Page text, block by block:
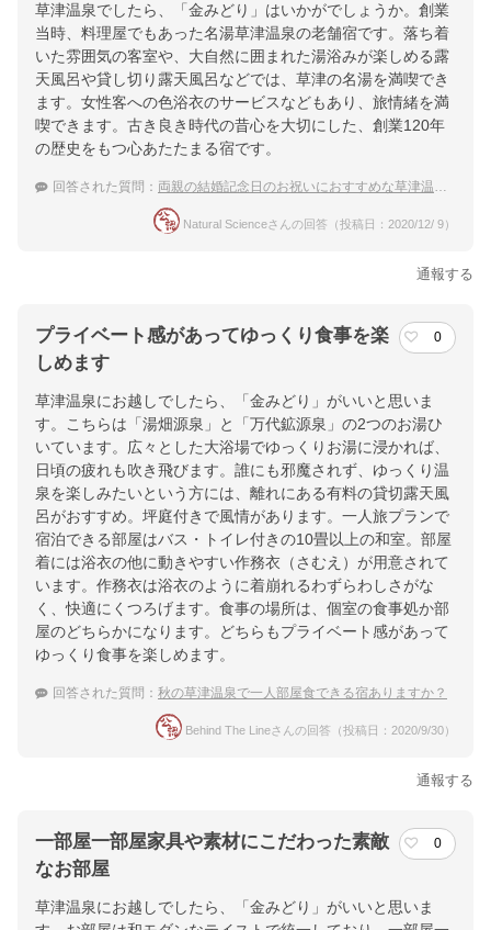
草津温泉でしたら、「金みどり」はいかがでしょうか。創業
当時、料理屋でもあった名湯草津温泉の老舗宿です。落ち着
いた雰囲気の客室や、大自然に囲まれた湯浴みが楽しめる露
天風呂や貸し切り露天風呂などでは、草津の名湯を満喫でき
ます。女性客への色浴衣のサービスなどもあり、旅情緒を満
喫できます。古き良き時代の昔心を大切にした、創業120年
の歴史をもつ心あたたまる宿です。
回答された質問： 両親の結婚記念日のお祝いにおすすめな草津温泉の宿を教えて！
Natural Scienceさんの回答（投稿日：2020/12/ 9）
通報する
プライベート感があってゆっくり食事を楽
しめます
0
草津温泉にお越しでしたら、「金みどり」がいいと思いま
す。こちらは「湯畑源泉」と「万代鉱源泉」の2つのお湯ひ
いています。広々とした大浴場でゆっくりお湯に浸かれば、
日頃の疲れも吹き飛びます。誰にも邪魔されず、ゆっくり温
泉を楽しみたいという方には、離れにある有料の貸切露天風
呂がおすすめ。坪庭付きで風情があります。一人旅プランで
宿泊できる部屋はバス・トイレ付きの10畳以上の和室。部屋
着には浴衣の他に動きやすい作務衣（さむえ）が用意されて
います。作務衣は浴衣のように着崩れるわずらわしさがな
く、快適にくつろげます。食事の場所は、個室の食事処か部
屋のどちらかになります。どちらもプライベート感があって
ゆっくり食事を楽しめます。
回答された質問： 秋の草津温泉で一人部屋食できる宿ありますか？
Behind The Lineさんの回答（投稿日：2020/9/30）
通報する
一部屋一部屋家具や素材にこだわった素敵
なお部屋
0
草津温泉にお越しでしたら、「金みどり」がいいと思いま